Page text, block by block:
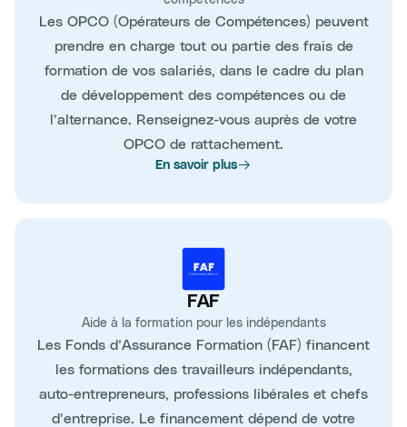
Les OPCO (Opérateurs de Compétences) peuvent
prendre en charge tout ou partie des frais de
formation de vos salariés, dans le cadre du plan
de développement des compétences ou de
l’alternance. Renseignez-vous auprès de votre
OPCO de rattachement.
En savoir plus
FAF
Aide à la formation pour les indépendants
Les Fonds d’Assurance Formation (FAF) financent
les formations des travailleurs indépendants,
auto-entrepreneurs, professions libérales et chefs
d’entreprise. Le financement dépend de votre